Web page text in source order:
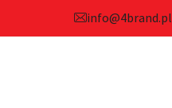
info@4brand.pl